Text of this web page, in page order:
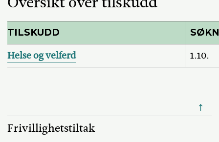
TILSKUDD
Helse og velferd 1.10.
↑
Frivillighetstiltak